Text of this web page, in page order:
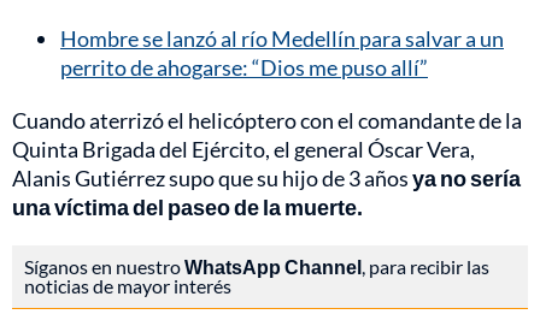
Hombre se lanzó al río Medellín para salvar a un
perrito de ahogarse: “Dios me puso allí”
Cuando aterrizó el helicóptero con el comandante de la
Quinta Brigada del Ejército, el general Óscar Vera,
Alanis Gutiérrez supo que su hijo de 3 añosya no sería
una víctima del paseo de la muerte.
Síganos en nuestroWhatsApp Channel , para recibir las
noticias de mayor interés